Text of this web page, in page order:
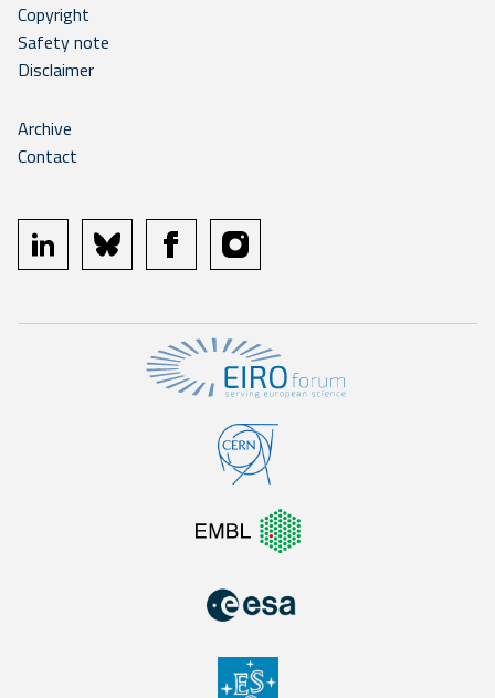
Copyright
Safety note
Disclaimer
Archive
Contact
linkedin bluesky facebookinstagram